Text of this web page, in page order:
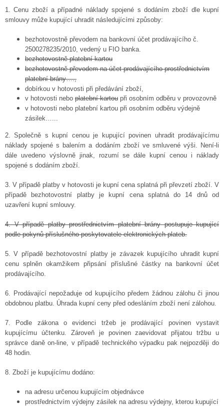
1. Cenu zboží a případné náklady spojené s dodáním zboží dle kupní
smlouvy může kupující uhradit následujícími způsoby:
bezhotovostně převodem na bankovní účet prodávajícího č.
2500278235/2010, vedený u FIO banka.
bezhotovostně platební kartou
bezhotovostně převodem na účet prodávajícího prostřednictvím
platební brány….,
dobírkou v hotovosti při předávání zboží,
v hotovosti nebo platební kartou při osobním odběru v provozovně
v hotovosti nebo platební kartou při osobním odběru výdejně
zásilek…...
2. Společně s kupní cenou je kupující povinen uhradit prodávajícímu
náklady spojené s balením a dodáním zboží ve smluvené výši. Není-li
dále uvedeno výslovně jinak, rozumí se dále kupní cenou i náklady
spojené s dodáním zboží.
3. V případě platby v hotovosti je kupní cena splatná při převzetí zboží. V
případě bezhotovostní platby je kupní cena splatná do 14 dnů od
uzavření kupní smlouvy.
4. V případě platby prostřednictvím platební brány postupuje kupující
podle pokynů příslušného poskytovatele elektronických plateb.
5. V případě bezhotovostní platby je závazek kupujícího uhradit kupní
cenu splněn okamžikem připsání příslušné částky na bankovní účet
prodávajícího.
6. Prodávající nepožaduje od kupujícího předem žádnou zálohu či jinou
obdobnou platbu. Úhrada kupní ceny před odesláním zboží není zálohou.
7. Podle zákona o evidenci tržeb je prodávající povinen vystavit
kupujícímu účtenku. Zároveň je povinen zaevidovat přijatou tržbu u
správce daně on-line, v případě technického výpadku pak nejpozději do
48 hodin.
8. Zboží je kupujícímu dodáno:
na adresu určenou kupujícím objednávce
prostřednictvím výdejny zásilek na adresu výdejny, kterou kupující